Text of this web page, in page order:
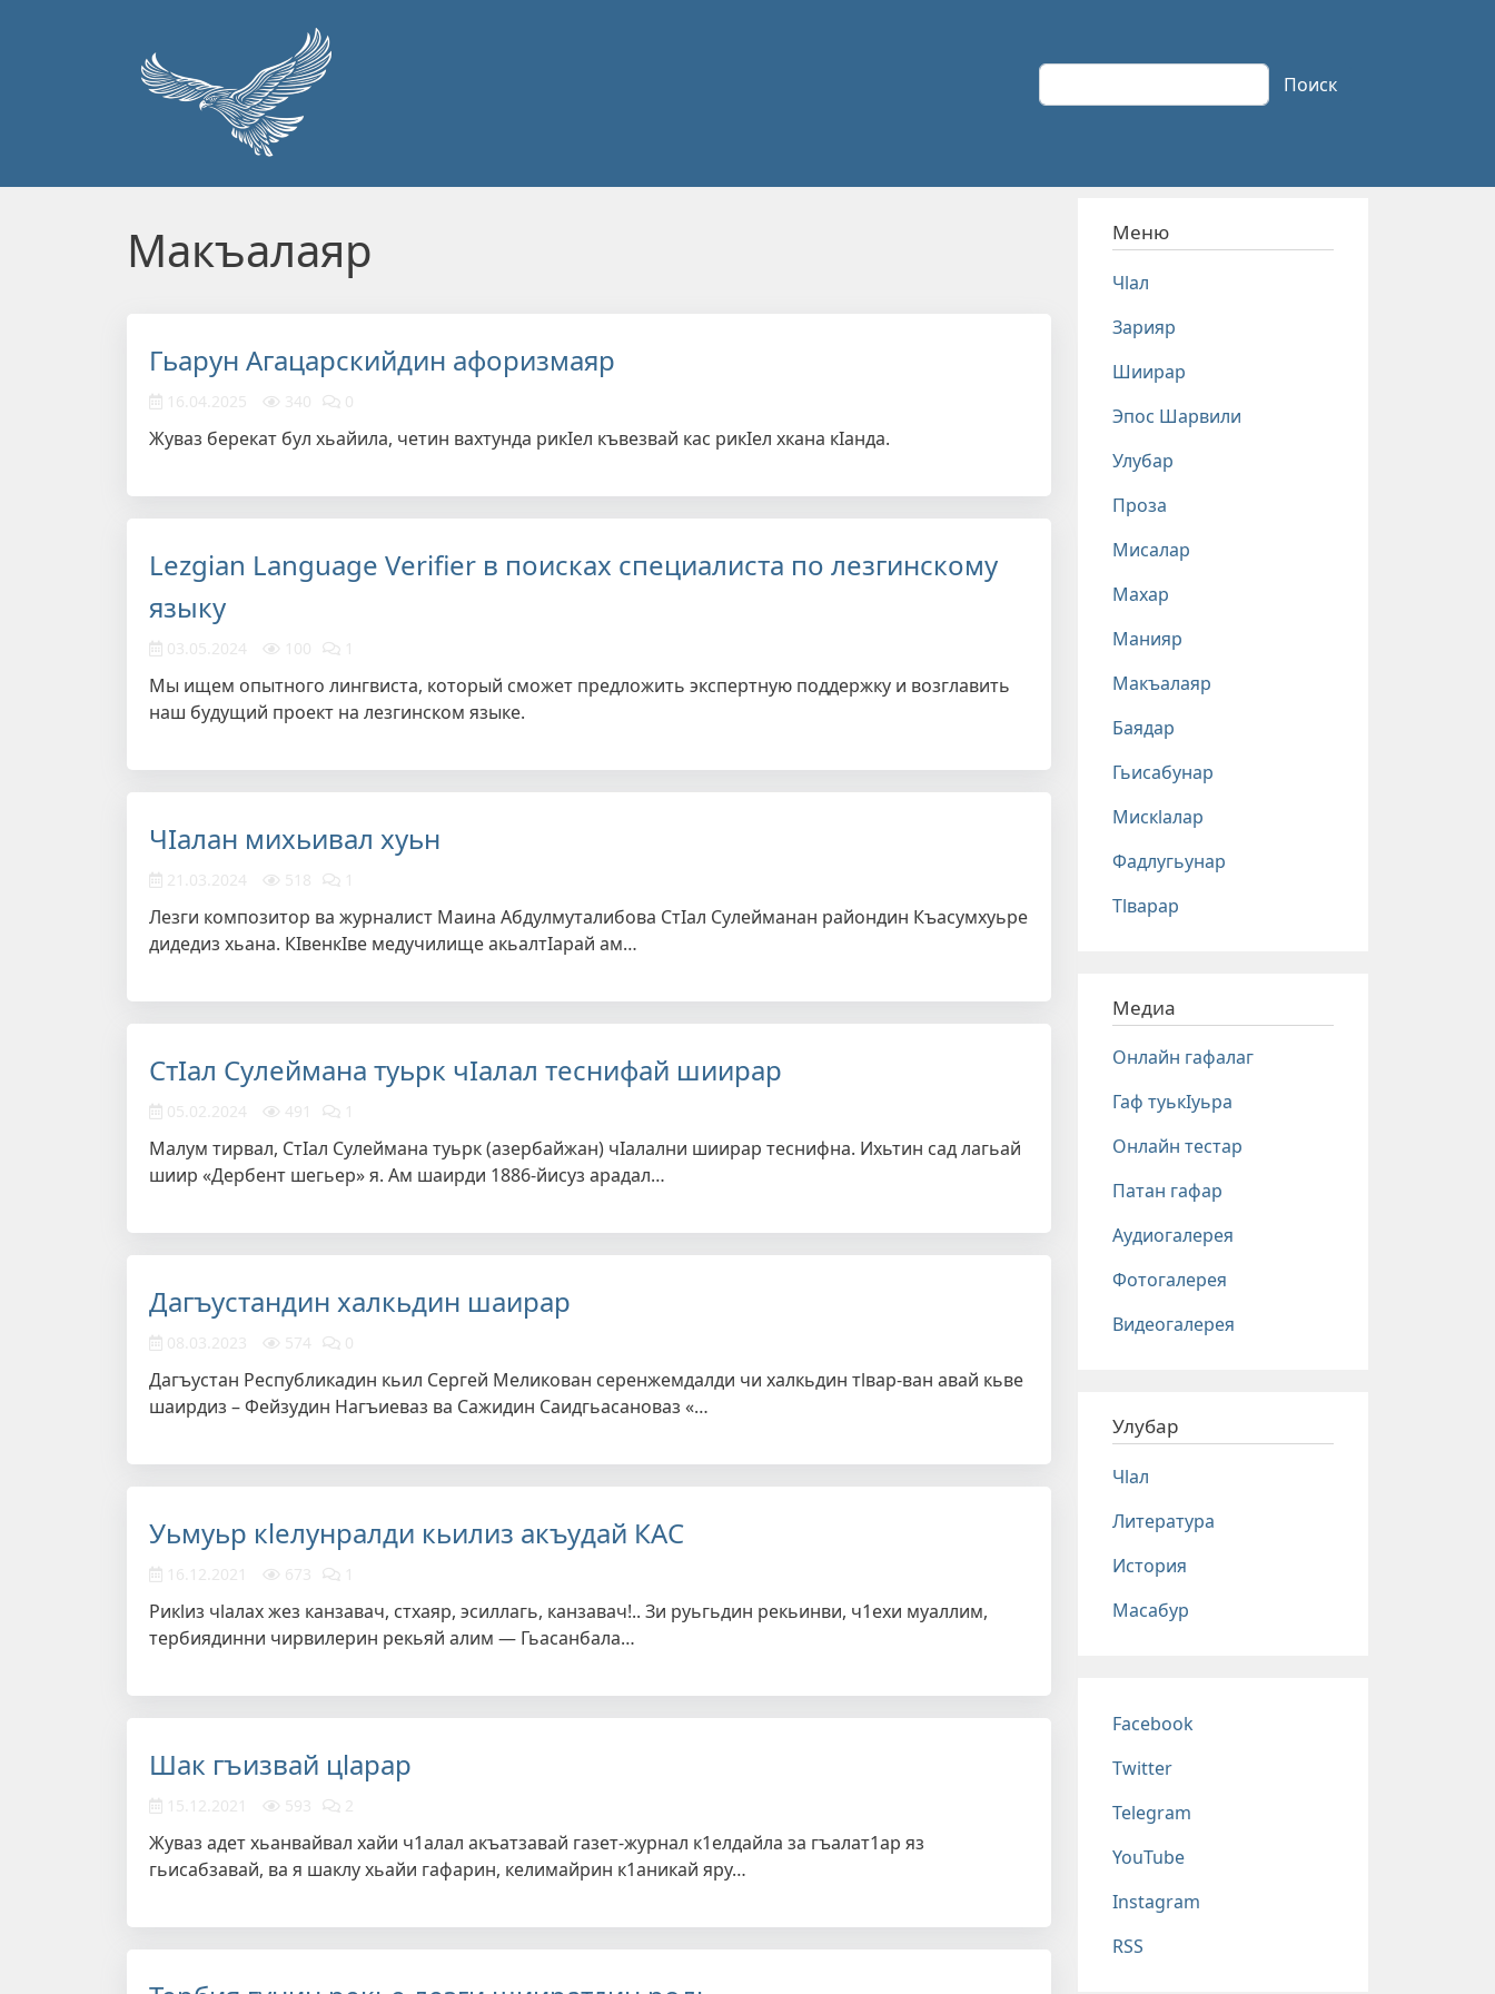
Поиск Поиск
Макъалаяр
Гьарун Агацарскийдин афоризмаяр
16.04.2025 340 0
Жуваз берекат бул хьайила, четин вахтунда рикIел къвезвай кас рикIел хкана кIанда.
Lezgian Language Verifier в поисках специалиста по лезгинскому
языку
03.05.2024 100 1
Мы ищем опытного лингвиста, который сможет предложить экспертную поддержку и возглавить
наш будущий проект на лезгинском языке.
ЧIалан михьивал хуьн
21.03.2024 518 1
Лезги композитор ва журналист Маина Абдулмуталибова СтIал Сулейманан райондин Къасумхуьре
дидедиз хьана. КIвенкIве медучилище акьалтIарай ам…
СтIал Сулеймана туьрк чIалал теснифай шиирар
05.02.2024 491 1
Малум тирвал, СтIал Сулеймана туьрк (азербайжан) чIалални шиирар теснифна. Ихьтин сад лагьай
шиир «Дербент шегьер» я. Ам шаирди 1886-йисуз арадал…
Дагъустандин халкьдин шаирар
08.03.2023 574 0
Дагъустан Республикадин кьил Сергей Меликован серенжемдалди чи халкьдин тlвар-ван авай кьве
шаирдиз – Фейзудин Нагъиеваз ва Сажидин Саидгьасановаз «…
Уьмуьр кlелунралди кьилиз акъудай КАС
16.12.2021 673 1
Рикlиз чlалах жез канзавач, стхаяр, эсиллагь, канзавач!.. Зи руьгьдин рекьинви, ч1ехи муаллим,
тербиядинни чирвилерин рекьяй алим — Гьасанбала…
Шак гъизвай цlарар
15.12.2021 593 2
Жуваз адет хьанвайвал хайи ч1алал акъатзавай газет-журнал к1елдайла за гъалат1ар яз
гьисабзавай, ва я шаклу хьайи гафарин, келимайрин к1аникай яру…
Меню
Чlал
Зарияр
Шиирар
Эпос Шарвили
Улубар
Проза
Мисалар
Махар
Манияр
Макъалаяр
Баядар
Гьисабунар
Мискlалар
Фадлугьунар
Тlварар
Медиа
Онлайн гафалаг
Гаф туькIуьра
Онлайн тестар
Патан гафар
Аудиогалерея
Фотогалерея
Видеогалерея
Улубар
Чlал
Литература
История
Масабур
Соц сети
Facebook
Twitter
Telegram
YouTube
Instagram
RSS